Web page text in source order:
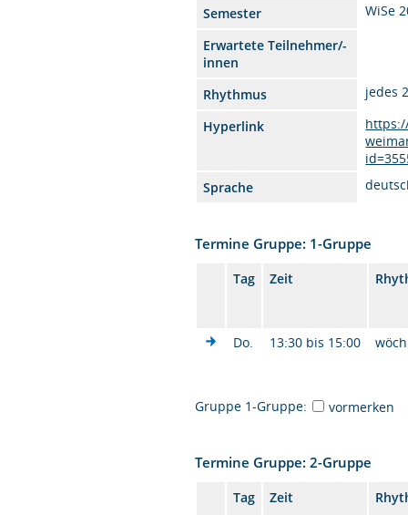
Semester
WiSe
Erwartete Teilnehmer/-
innen
Rhythmus
jedes
Hyperlink
Sprache
Termine Gruppe: 1-Gruppe
Tag Zeit
Do. 13:30 bis 15:00
Gruppe 1-Gruppe: vormerken
Termine Gruppe: 2-Gruppe
Tag Zeit